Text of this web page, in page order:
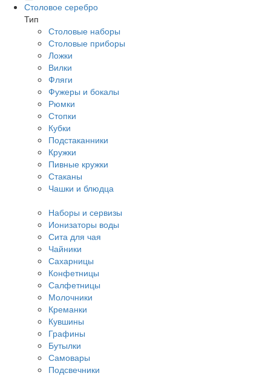
Столовое серебро
Тип
Столовые наборы
Столовые приборы
Ложки
Вилки
Фляги
Фужеры и бокалы
Рюмки
Стопки
Кубки
Подстаканники
Кружки
Пивные кружки
Стаканы
Чашки и блюдца
Наборы и сервизы
Ионизаторы воды
Сита для чая
Чайники
Сахарницы
Конфетницы
Салфетницы
Молочники
Креманки
Кувшины
Графины
Бутылки
Самовары
Подсвечники